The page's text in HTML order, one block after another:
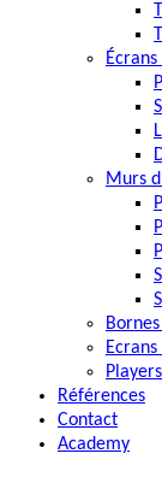
Murs
Ecrans
Références
Contact
Academy